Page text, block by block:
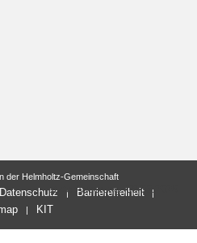
letzte Änderung: 09.03.2026
der Helmholtz-Gemeinschaft
Datenschutz
Barrierefreiheit
KIT